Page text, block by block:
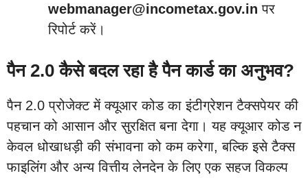
webmanager@incometax.gov.in पर
रिपोर्ट करें।
पैन 2.0 कैसे बदल रहा है पैन कार्ड का अनुभव?
पैन 2.0 प्रोजेक्ट में क्यूआर कोड का इंटीग्रेशन टैक्सपेयर की
पहचान को आसान और सुरक्षित बना देगा। यह क्यूआर कोड न
केवल धोखाधड़ी की संभावना को कम करेगा, बल्कि इसे टैक्स
फाइलिंग और अन्य वित्तीय लेनदेन के लिए एक सहज विकल्प